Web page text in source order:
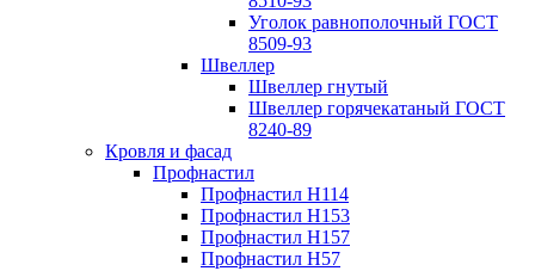
Уголок равнополочный ГОСТ
8509-93
Швеллер
Швеллер гнутый
Швеллер горячекатаный ГОСТ
8240-89
Кровля и фасад
Профнастил
Профнастил Н114
Профнастил Н153
Профнастил Н157
Профнастил Н57